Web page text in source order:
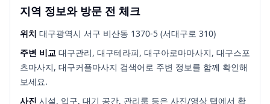
지역 정보와 방문 전 체크
위치 대구광역시 서구 비산동 1370-5 (서대구로 310)
주변 비교 대구관리, 대구테라피, 대구아로마마사지, 대구스포
츠마사지, 대구커플마사지 검색어로 주변 정보를 함께 확인해
보세요.
사진 시설, 입구, 대기 공간, 관리룸 등은 사진/영상 탭에서 확